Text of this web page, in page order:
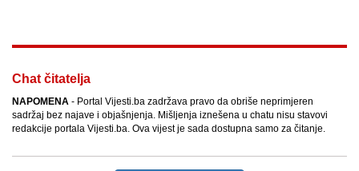
Chat čitatelja
NAPOMENA - Portal Vijesti.ba zadržava pravo da obriše neprimjeren
sadržaj bez najave i objašnjenja. Mišljenja iznešena u chatu nisu stavovi
redakcije portala Vijesti.ba. Ova vijest je sada dostupna samo za čitanje.